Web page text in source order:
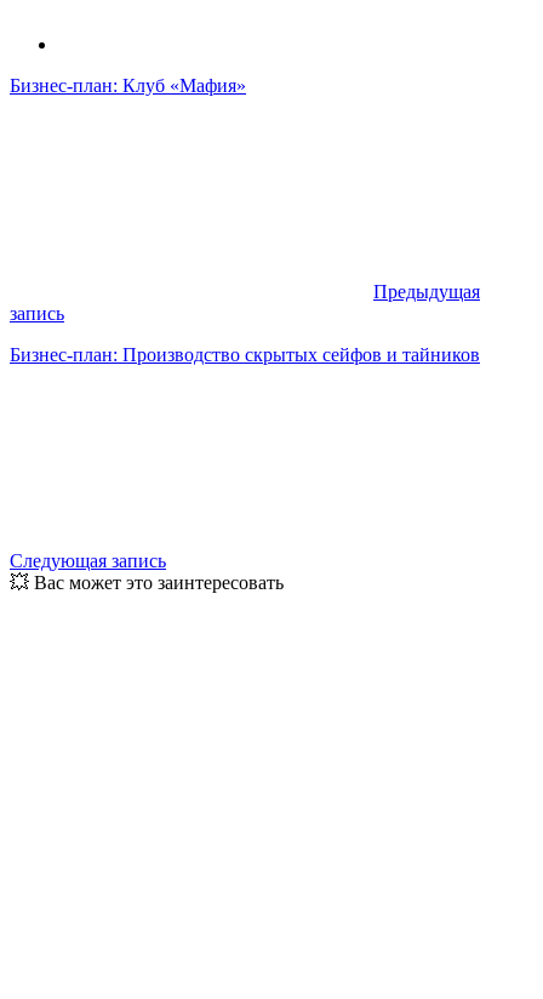
Бизнес-план: Клуб «Мафия»
Предыдущая
запись
Бизнес-план: Производство скрытых сейфов и тайников
Следующая запись
💥 Вас может это заинтересовать